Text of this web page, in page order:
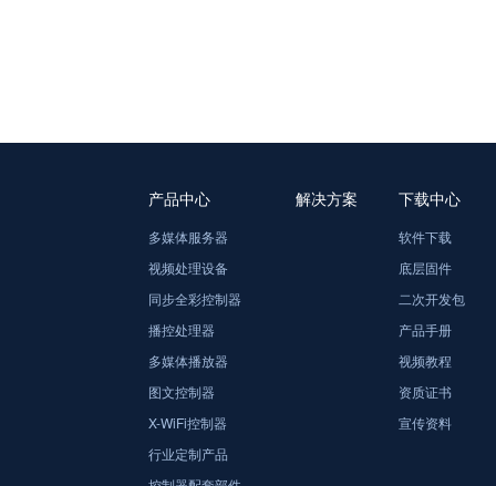
产品中心
多媒体服务器
视频处理设备
同步全彩控制器
播控处理器
多媒体播放器
图文控制器
X-WiFi控制器
行业定制产品
解决方案 下载中心
软件下载
底层固件
二次开发包
产品手册
视频教程
资质证书
宣传资料